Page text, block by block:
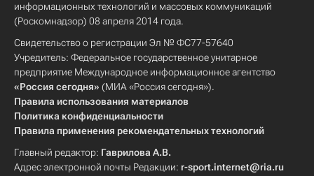
информационных технологий и массовых коммуникаций
(Роскомнадзор) 08 апреля 2014 года.
Свидетельство о регистрации Эл № ФС77-57640
Учредитель: Федеральное государственное унитарное
предприятие Международное информационное агентство
«Россия сегодня» (МИА «Россия сегодня»).
Правила использования материалов
Политика конфиденциальности
Правила применения рекомендательных технологий
Главный редактор: Гаврилова А.В.
Адрес электронной почты Редакции: r-sport.internet@ria.ru